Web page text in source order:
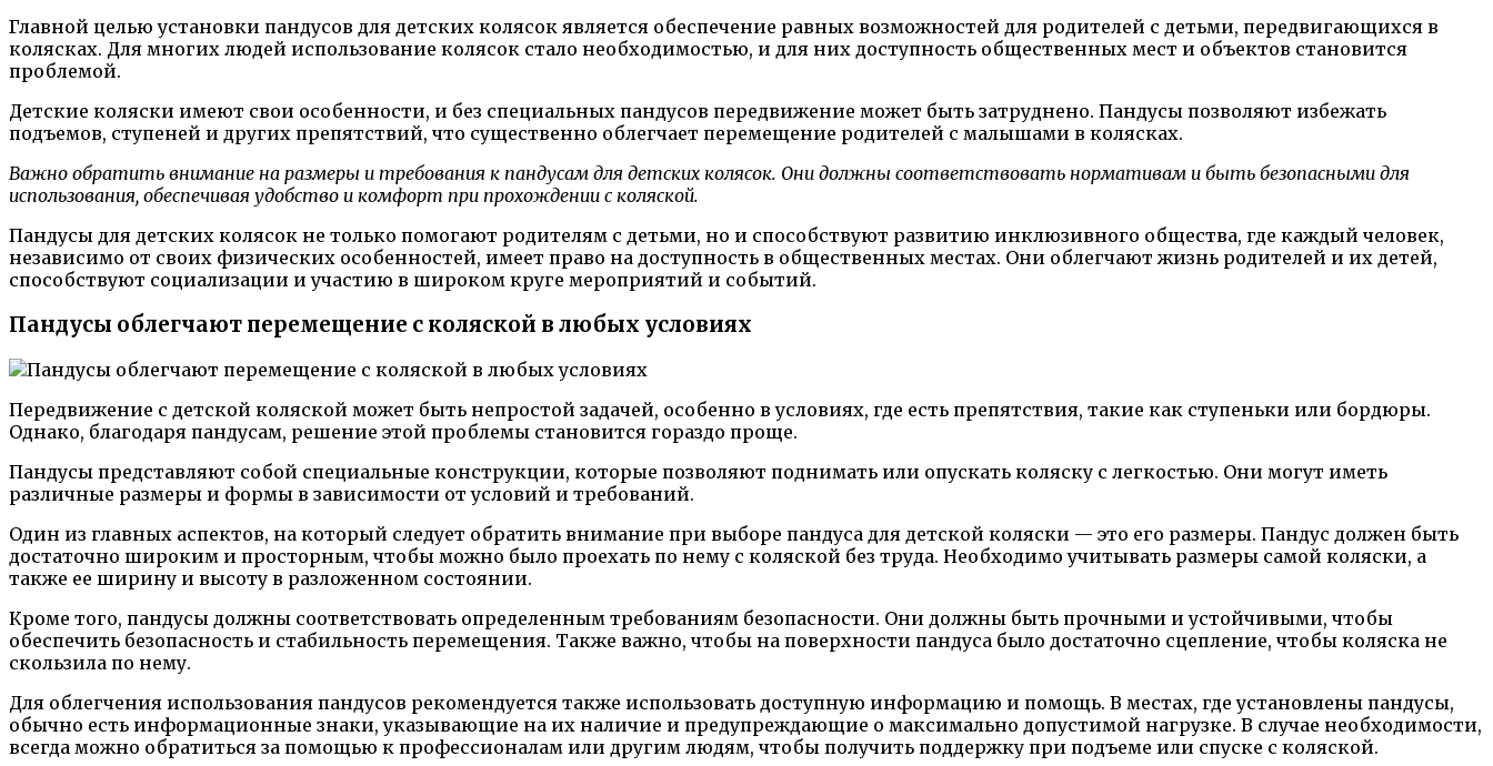
Главной целью установки пандусов для детских колясок является обеспечение равных возможностей для родителей с детьми, передвигающихся в
колясках. Для многих людей использование колясок стало необходимостью, и для них доступность общественных мест и объектов становится
проблемой.
Детские коляски имеют свои особенности, и без специальных пандусов передвижение может быть затруднено. Пандусы позволяют избежать
подъемов, ступеней и других препятствий, что существенно облегчает перемещение родителей с малышами в колясках.
Важно обратить внимание на размеры и требования к пандусам для детских колясок. Они должны соответствовать нормативам и быть безопасными для
использования, обеспечивая удобство и комфорт при прохождении с коляской.
Пандусы для детских колясок не только помогают родителям с детьми, но и способствуют развитию инклюзивного общества, где каждый человек,
независимо от своих физических особенностей, имеет право на доступность в общественных местах. Они облегчают жизнь родителей и их детей,
способствуют социализации и участию в широком круге мероприятий и событий.
Пандусы облегчают перемещение с коляской в любых условиях
Передвижение с детской коляской может быть непростой задачей, особенно в условиях, где есть препятствия, такие как ступеньки или бордюры.
Однако, благодаря пандусам, решение этой проблемы становится гораздо проще.
Пандусы представляют собой специальные конструкции, которые позволяют поднимать или опускать коляску с легкостью. Они могут иметь
различные размеры и формы в зависимости от условий и требований.
Один из главных аспектов, на который следует обратить внимание при выборе пандуса для детской коляски — это его размеры. Пандус должен быть
достаточно широким и просторным, чтобы можно было проехать по нему с коляской без труда. Необходимо учитывать размеры самой коляски, а
также ее ширину и высоту в разложенном состоянии.
Кроме того, пандусы должны соответствовать определенным требованиям безопасности. Они должны быть прочными и устойчивыми, чтобы
обеспечить безопасность и стабильность перемещения. Также важно, чтобы на поверхности пандуса было достаточно сцепление, чтобы коляска не
скользила по нему.
Для облегчения использования пандусов рекомендуется также использовать доступную информацию и помощь. В местах, где установлены пандусы,
обычно есть информационные знаки, указывающие на их наличие и предупреждающие о максимально допустимой нагрузке. В случае необходимости,
всегда можно обратиться за помощью к профессионалам или другим людям, чтобы получить поддержку при подъеме или спуске с коляской.